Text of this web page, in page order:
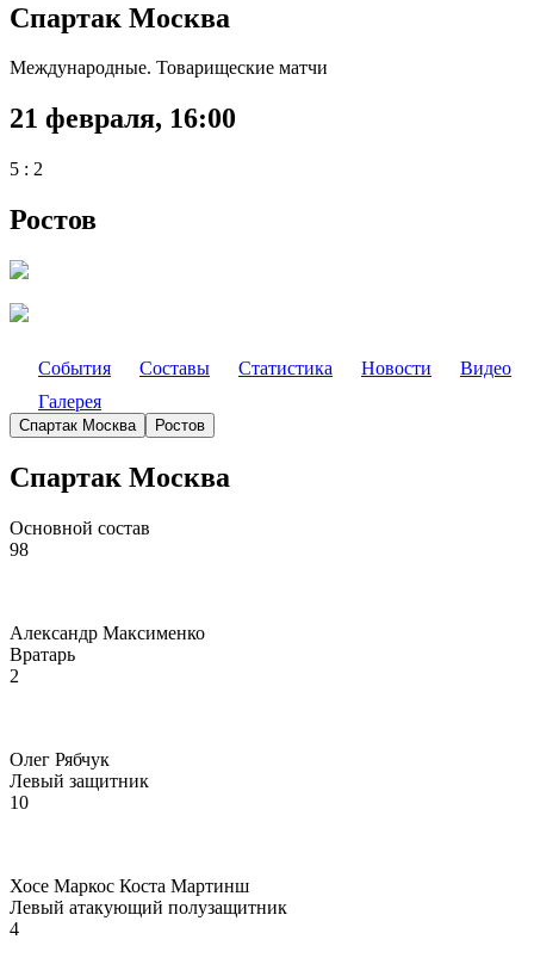
Спартак Москва
Международные. Товарищеские матчи
21 февраля, 16:00
5 : 2
Ростов
События Составы Статистика Новости
Видео
Галерея
Спартак Москва Ростов
Спартак Москва
Основной состав
98
Александр Максименко
Вратарь
2
Олег Рябчук
Левый защитник
10
Хосе Маркос Коста Мартинш
Левый атакующий полузащитник
4